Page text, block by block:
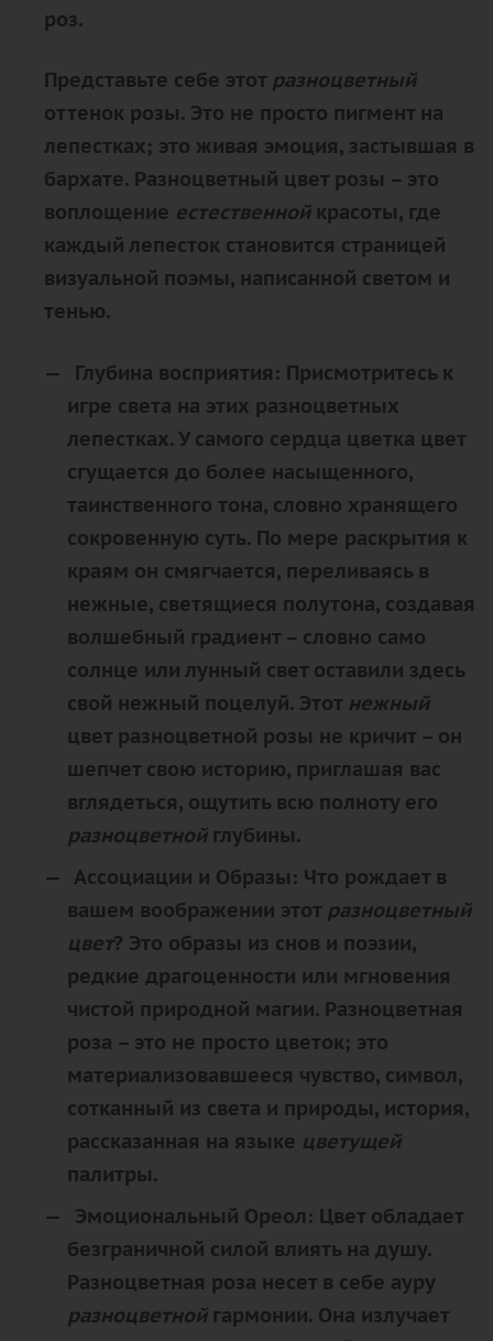
роз.
Представьте себе этот разноцветный
оттенок розы. Это не просто пигмент на
лепестках; это живая эмоция, застывшая в
бархате. Разноцветный цвет розы – это
воплощение естественнойкрасоты, где
каждый лепесток становится страницей
визуальной поэмы, написанной светом и
тенью.
Глубина восприятия: Присмотритесь к
игре света на этих разноцветных
лепестках. У самого сердца цветка цвет
сгущается до более насыщенного,
таинственного тона, словно хранящего
сокровенную суть. По мере раскрытия к
краям он смягчается, переливаясь в
нежные, светящиеся полутона, создавая
волшебный градиент – словно само
солнце или лунный свет оставили здесь
свой нежный поцелуй. Этот нежный
цвет разноцветной розы не кричит – он
шепчет свою историю, приглашая вас
вглядеться, ощутить всю полноту его
разноцветнойглубины.
Ассоциации и Образы: Что рождает в
вашем воображении этот разноцветный
цвет? Это образы из снов и поэзии,
редкие драгоценности или мгновения
чистой природной магии. Разноцветная
роза – это не просто цветок; это
материализовавшееся чувство, символ,
сотканный из света и природы, история,
рассказанная на языке цветущей
палитры.
Эмоциональный Ореол: Цвет обладает
безграничной силой влиять на душу.
Разноцветная роза несет в себе ауру
разноцветнойгармонии. Она излучает